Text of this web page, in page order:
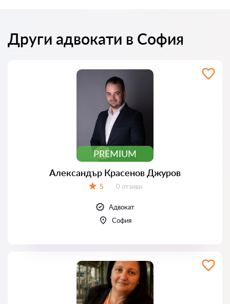
Други адвокати в София
PREMIUM
Александър Красенов Джуров
5 Отзиви:
0 отзиви
Адвокат
София